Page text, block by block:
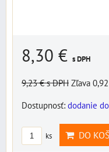
8,30 € s DPH
9,23 €s DPH Zľava
Dostupnosť: dodanie
ks DO